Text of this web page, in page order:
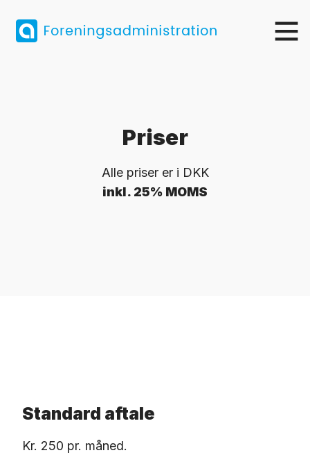
Priser
Alle priser er i DKK
inkl. 25% MOMS
Standard aftale
Kr. 250 pr. måned.